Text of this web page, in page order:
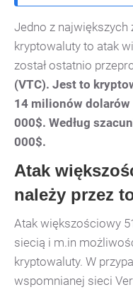
Jedno z
kryptowaluty to atak
został ostatnio
(VTC). Jest to
14 milionów dolarów
000$. Według
000$.
Atak
należy przez
Atak większościowy
siecią i m.in
kryptowaluty. W
wspomnianej sieci